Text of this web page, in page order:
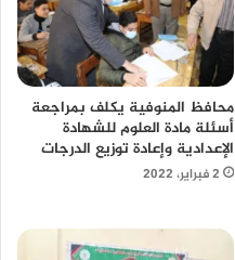
محافظ المنوفية يكلف بمراجعة
أسئلة مادة العلوم للشهادة
الإعدادية وإعادة توزيع الدرجات
2 فبراير، 2022